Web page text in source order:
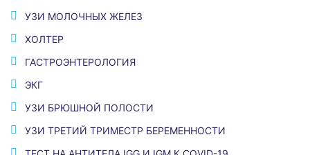
УЗИ МОЛОЧНЫХ ЖЕЛЕЗ
ХОЛТЕР
ГАСТРОЭНТЕРОЛОГИЯ
ЭКГ
УЗИ БРЮШНОЙ ПОЛОСТИ
УЗИ ТРЕТИЙ ТРИМЕСТР БЕРЕМЕННОСТИ